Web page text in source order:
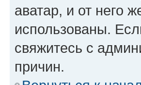
аватар, и от него
использованы.
свяжитесь с
причин.